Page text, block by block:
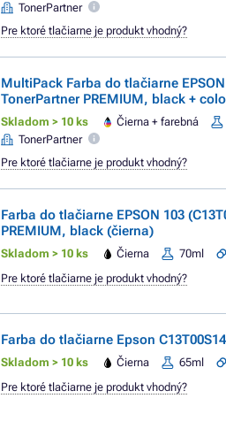
TonerPartner
Pre ktoré tlačiarne je produkt vhodný?
MultiPack Farba do tlačiarne
TonerPartner PREMIUM, black +
Skladom > 10 ks Čierna + farebná
TonerPartner
Pre ktoré tlačiarne je produkt vhodný?
Farba do tlačiarne EPSON 103
PREMIUM, black (čierna)
Skladom > 10 ks Čierna 70ml
Pre ktoré tlačiarne je produkt vhodný?
Farba do tlačiarne Epson
Skladom > 10 ks Čierna 65ml
Pre ktoré tlačiarne je produkt vhodný?